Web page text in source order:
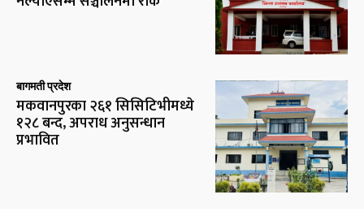
बागमती प्रदेश
मकवानपुरका २६१ सिसिटिभीमध्ये
१२८ बन्द, अपराध अनुसन्धान
प्रभावित